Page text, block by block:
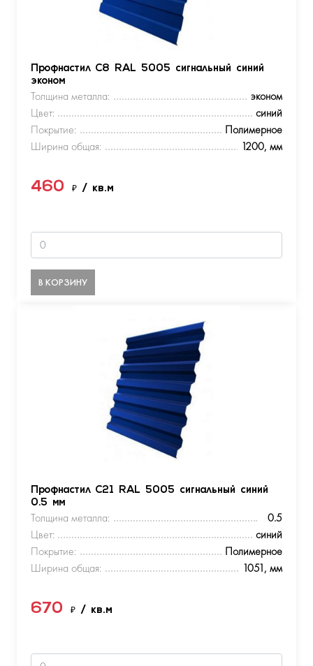
Профнастил С8 RAL 5005 сигнальный синий
эконом
Толщина металла:
эконом
Цвет:
синий
Покрытие:
Полимерное
Ширина общая:
1200, мм
460 ₽ / кв.м
В КОРЗИНУ
Профнастил С21 RAL 5005 сигнальный синий
0.5 мм
Толщина металла:
0.5
Цвет:
синий
Покрытие:
Полимерное
Ширина общая:
1051, мм
670 ₽ / кв.м